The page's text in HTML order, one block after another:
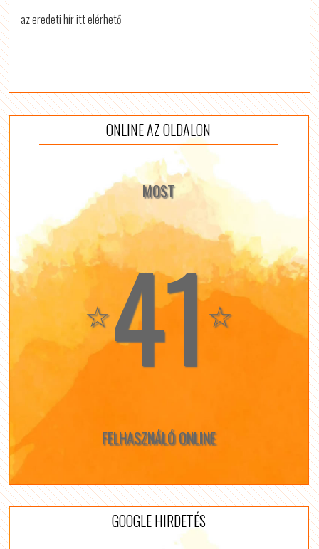
az eredeti hír itt elérhető
ONLINE AZ OLDALON
MOST
☆41☆
FELHASZNÁLÓ ONLINE
GOOGLE HIRDETÉS